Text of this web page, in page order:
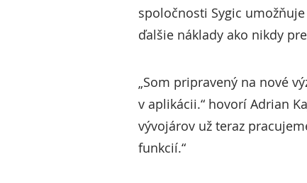
spoločnosti Sygic
ďalšie náklady ako nikdy
„Som pripravený na nové
v aplikácii.“ hovorí Adrian
vývojárov už teraz
funkcií.“